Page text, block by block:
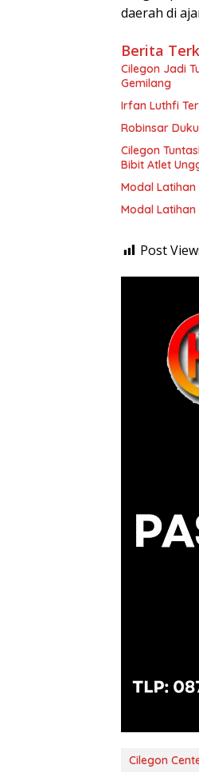
daerah di
Berita
Cilegon Jadi
Gemilang
Irfan Luthfi
Robinsar
Cilegon
Bibit Atlet
Modal Latihan
Modal Latihan
Post
Cilegon